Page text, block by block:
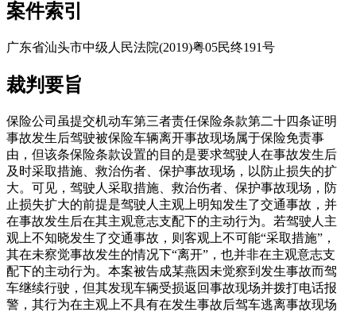
案件索引
广东省汕头市中级人民法院(2019)粤05民终191号
裁判要旨
保险公司虽提交机动车第三者责任保险条款第二十四条证明
事故发生后驾驶被保险车辆离开事故现场属于保险免责事
由，但该条保险条款设置的目的是要求驾驶人在事故发生后
及时采取措施、救治伤者、保护事故现场，以防止损失的扩
大。可见，驾驶人采取措施、救治伤者、保护事故现场，防
止损失扩大的前提是驾驶人主观上明知发生了交通事故，并
在事故发生后在其主观意志支配下的主动行为。若驾驶人主
观上不知晓发生了交通事故，则客观上不可能“采取措施”，
其在未察觉事故发生的情况下“离开”，也并非在主观意志支
配下的主动行为。本案被告成某燕因未觉察到发生事故而驾
车继续行驶，但其发现车辆受损返回事故现场并拨打电话报
警，其行为在主观上不具有在发生事故后驾车逃离事故现场